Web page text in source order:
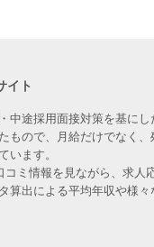
イト
途採用面接対策を基に
ので、月給だけでなく
ます。
ミ情報を見ながら、求人
出による平均年収や様